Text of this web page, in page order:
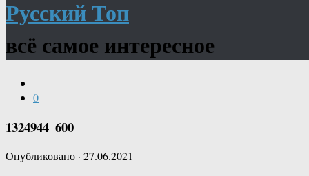
Русский Топ
всё самое интересное
0
1324944_600
Опубликовано · 27.06.2021